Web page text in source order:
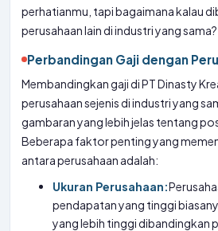
perhatianmu, tapi bagaimana kalau
perusahaan lain di industri yang
Perbandingan Gaji dengan
Membandingkan gaji di PT Dinasty
perusahaan sejenis di industri yang
gambaran yang lebih jelas tentang
Beberapa faktor penting yang
antara perusahaan adalah:
Ukuran Perusahaan:
pendapatan yang tinggi
yang lebih tinggi dibandingkan